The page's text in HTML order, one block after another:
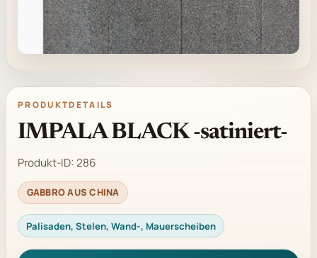
PRODUKTDETAILS
IMPALA BLACK -satiniert-
Produkt-ID: 286
GABBRO AUS CHINA
Palisaden, Stelen, Wand-, Mauerscheiben